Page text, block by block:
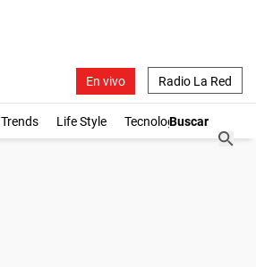
En vivo Radio La Red
Trends Life Style Tecnología